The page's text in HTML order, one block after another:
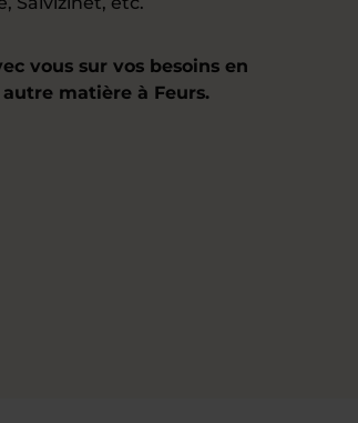
vous sur vos besoins en
matière à Feurs.